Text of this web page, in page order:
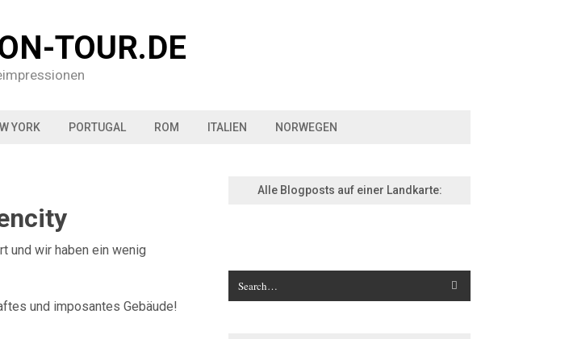
TOUR.DE
YORK PORTUGAL ROM ITALIEN NORWEGEN
und wir haben ein wenig
und imposantes Gebäude!
Alle Blogposts auf einer Landkarte: